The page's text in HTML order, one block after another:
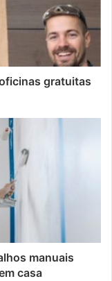
gratuitas
manuais
casa